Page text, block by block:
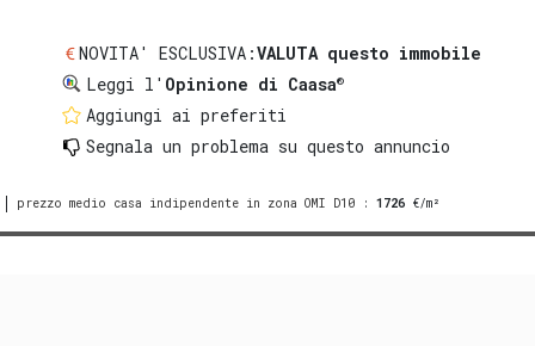
NOVITA' ESCLUSIVA:VALUTA questo immobile
Leggi l' Opinione di Caasa®
Aggiungi ai preferiti
Segnala un problema su questo annuncio
prezzo medio casa indipendente in zona OMI D10 : 1726 €/m²